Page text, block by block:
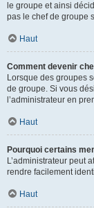
le groupe et ainsi
pas le chef de groupe
Haut
Comment devenir
Lorsque des groupes
de groupe. Si vous
l’administrateur en
Haut
Pourquoi certains
L’administrateur peut
rendre facilement
Haut